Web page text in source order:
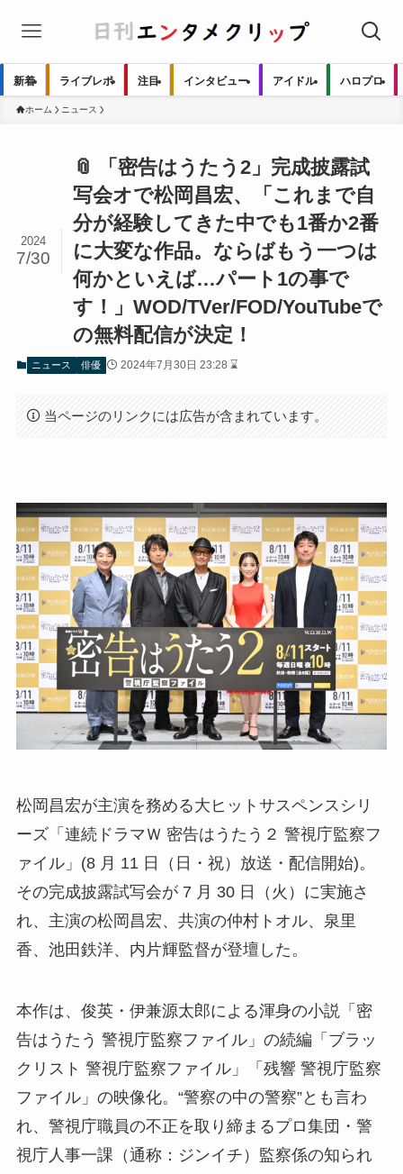
新着 ライブレポ 注目 インタビュー アイドル ハロプロ
ホーム ニュース
📎 「密告はうたう2」完成披露試
写会オで松岡昌宏、「これまで自
分が経験してきた中でも1番か2番
に大変な作品。ならばもう一つは
何かといえば…パート1の事で
す！」WOD/TVer/FOD/YouTubeで
の無料配信が決定！
2024
7/30
ニュース 俳優 2024年7月30日 23:28 ⌛
当ページのリンクには広告が含まれています。
松岡昌宏が主演を務める大ヒットサスペンスシリ
ーズ「連続ドラマＷ 密告はうたう２ 警視庁監察フ
ァイル」(8 月 11 日（日・祝）放送・配信開始)。
その完成披露試写会が 7 月 30 日（火）に実施さ
れ、主演の松岡昌宏、共演の仲村トオル、泉里
香、池田鉄洋、内片輝監督が登壇した。
本作は、俊英・伊兼源太郎による渾身の小説「密
告はうたう 警視庁監察ファイル」の続編「ブラッ
クリスト 警視庁監察ファイル」「残響 警視庁監察
ファイル」の映像化。“警察の中の警察”とも言わ
れ、警視庁職員の不正を取り締まるプロ集団・警
視庁人事一課（通称：ジンイチ）監察係の知られ